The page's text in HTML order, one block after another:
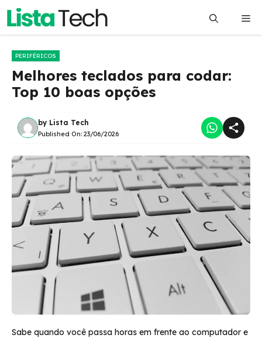
Pular
o
PERIFÉRICOS
Melhores teclados para codar:
Top 10 boas opções
by Lista Tech
Published On: 23/06/2026
Sabe quando você passa horas em frente ao computador e